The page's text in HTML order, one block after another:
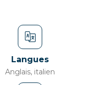
Langues
Anglais, italien